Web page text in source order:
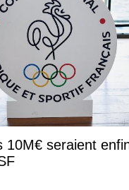
10M€ seraient